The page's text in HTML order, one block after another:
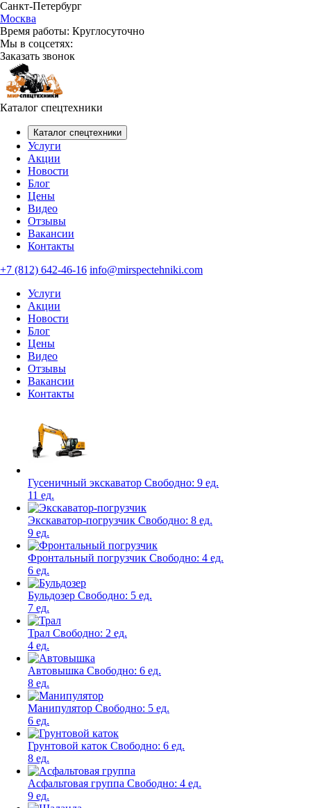
Санкт-Петербург
Москва
Время работы: Круглосуточно
Мы в соцсетях:
Заказать звонок
Каталог спецтехники
Каталог спецтехники
Услуги
Акции
Новости
Блог
Цены
Видео
Отзывы
Вакансии
Контакты
+7 (812) 642-46-16 info@mirspectehniki.com
Услуги
Акции
Новости
Блог
Цены
Видео
Отзывы
Вакансии
Контакты
Гусеничный экскаватор Свободно: 9 ед.
11 ед.
Экскаватор-погрузчик Свободно: 8 ед.
9 ед.
Фронтальный погрузчик Свободно: 4 ед.
6 ед.
Бульдозер Свободно: 5 ед.
7 ед.
Трал Свободно: 2 ед.
4 ед.
Автовышка Свободно: 6 ед.
8 ед.
Манипулятор Свободно: 5 ед.
6 ед.
Грунтовой каток Свободно: 6 ед.
8 ед.
Асфальтовая группа Свободно: 4 ед.
9 ед.